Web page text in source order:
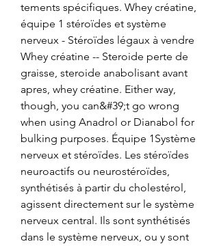
tements spécifiques. Whey créatine,
équipe 1 stéroïdes et système
nerveux - Stéroïdes légaux à vendre
Whey créatine -- Steroide perte de
graisse, steroide anabolisant avant
apres, whey créatine. Either way,
though, you can&#39;t go wrong
when using Anadrol or Dianabol for
bulking purposes. Équipe 1Système
nerveux et stéroïdes. Les stéroïdes
neuroactifs ou neurostéroïdes,
synthétisés à partir du cholestérol,
agissent directement sur le système
nerveux central. Ils sont synthétisés
dans le système nerveux, ou y sont